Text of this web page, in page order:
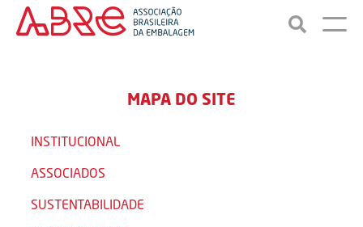
MAPA DO SITE
INSTITUCIONAL
ASSOCIADOS
SUSTENTABILIDADE